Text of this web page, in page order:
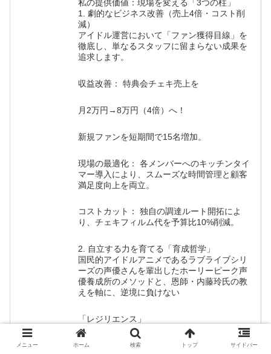
私の提供価値：現場を変える「3つの柱」
1. 劇的なビジネス改善（売上4倍・コスト削
減）
アイドル運営において「ファン獲得目線」を
徹底し、単なるスタッフに留まらない成果を
追求します。
収益改善： 特典会チェキ売上を
月2万円→8万円（4倍）へ！
新規ファンを短期間で15名増加。
現場の最適化： 各メンバーへのキッチンタイ
マー導入により、スムーズな時間管理と顧客
満足度向上を両立。
コストカット： 独自の調達ルート開拓によ
り、チェキフィルム代を予算比10%削減。
2. 自立する力を育てる「育成哲学」
国民的アイドルアニメであるラブライブシリ
ーズの声優さんを輩出したホーリーピーク声
優養成所のメソッドと、恩師・内藤玲氏の教
えを軸に、逆境に負けない
「レジリエンス」
を教育します。
メニュー ホーム 検索 トップ サイドバー